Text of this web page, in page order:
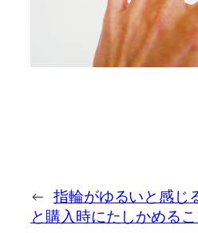
← 指輪がゆるいと感じ
と購入時にたしかめるこ